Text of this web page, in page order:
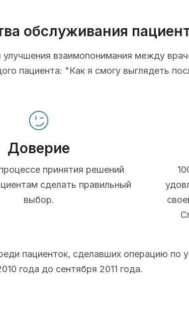
обслуживания
взаимопонимания между
пациента: "Как я смогу выглядеть
Доверие
принятия решений
сделать правильный
выбор.
пациенток, сделавших операцию по
года до сентября 2011 года.